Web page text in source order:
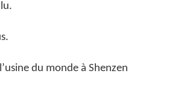
du monde à Shenzen